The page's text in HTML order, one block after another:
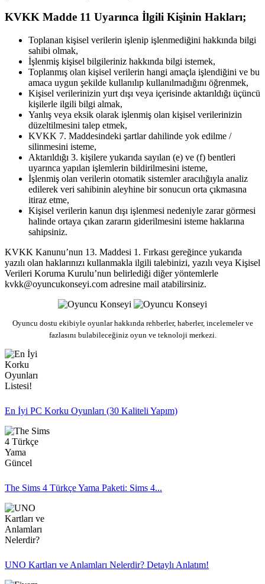
KVKK Madde 11 Uyarınca İlgili Kişinin Hakları;
Toplanan kişisel verilerin işlenip işlenmediğini hakkında bilgi
sahibi olmak,
İşlenmiş kişisel bilgileriniz hakkında bilgi istemek,
Toplanmış olan kişisel verilerin hangi amaçla işlendiğini ve bu
amaca uygun şekilde kullanılıp kullanılmadığını öğrenmek,
Kişisel verilerinizin yurt dışı veya içerisinde aktarıldığı üçüncü
kişilerle ilgili bilgi almak,
Yanlış veya eksik olarak işlenmiş olan kişisel verilerinizin
düzeltilmesini talep etmek,
KVKK 7. Maddesindeki şartlar dahilinde yok edilme /
silinmesini isteme,
Aktarıldığı 3. kişilere yukarıda sayılan (e) ve (f) bentleri
uyarınca yapılan işlemlerin bildirilmesini isteme,
İşlenmiş olan verilerin otomatik sistemler aracılığıyla analiz
edilerek veri sahibinin aleyhine bir sonucun orta çıkmasına
itiraz etme,
Kişisel verilerin kanun dışı işlenmesi nedeniyle zarar görmesi
halinde ortaya çıkan zararın giderilmesini isteme haklarına
sahipsiniz.
KVKK Kanunu’nun 13. Maddesi 1. Fırkası gereğince yukarıda
yazılı olan haklarınızı kullanmakla ilgili talebinizi, yazılı veya Kişisel
Verileri Koruma Kurulu’nun belirlediği diğer yöntemlerle
kvkk@oyuncukonseyi.com adresine mail atabilirsiniz.
Oyuncu dostu ekibiyle oyunlar hakkında rehberler, haberler, incelemeler ve
fazlasını bulabileceğiniz oyun ve teknoloji merkezi.
En İyi PC Korku Oyunları (30 Kaliteli Yapım)
The Sims 4 Türkçe Yama Paketi: Sims 4...
UNO Kartları ve Anlamları Nelerdir? Detaylı Anlatım!